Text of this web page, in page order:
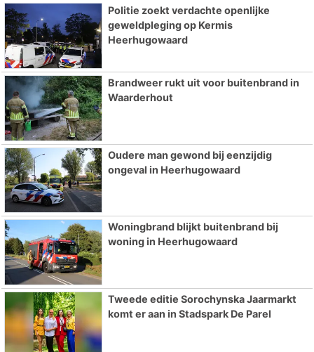
Politie zoekt verdachte openlijke
geweldpleging op Kermis
Heerhugowaard
Brandweer rukt uit voor buitenbrand in
Waarderhout
Oudere man gewond bij eenzijdig
ongeval in Heerhugowaard
Woningbrand blijkt buitenbrand bij
woning in Heerhugowaard
Tweede editie Sorochynska Jaarmarkt
komt er aan in Stadspark De Parel